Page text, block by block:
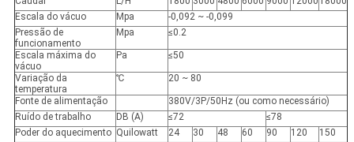
Escala do vácuo
Mpa
-0,092 ~ -0,099
Pressão de
funcionamento
Mpa ≤0.2
Escala máxima do
vácuo
Pa ≤50
Variação da
temperatura
℃ 20 ~ 80
Fonte de alimentação
380V/3P/50Hz (ou como necessário)
Ruído de trabalho
DB (A) ≤72
≤78
Poder do aquecimento Quilowatt 24 30 48 60 90 120
150